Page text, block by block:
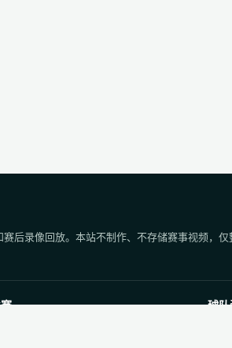
后录像回放。本站不制作、不存储赛事视频，
球